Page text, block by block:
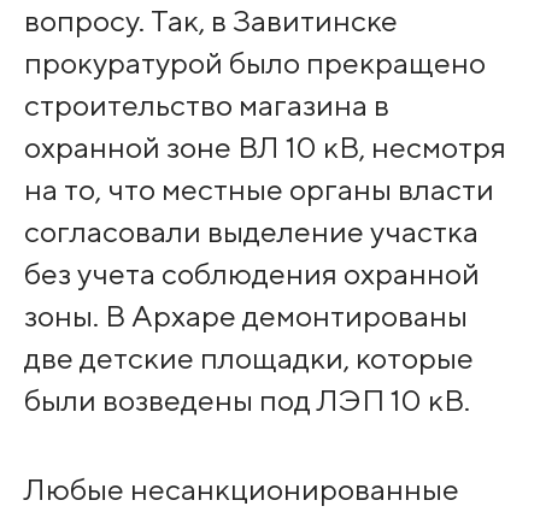
вопросу. Так, в Завитинске
прокуратурой было прекращено
строительство магазина в
охранной зоне ВЛ 10 кВ, несмотря
на то, что местные органы власти
согласовали выделение участка
без учета соблюдения охранной
зоны. В Архаре демонтированы
две детские площадки, которые
были возведены под ЛЭП 10 кВ.
Любые несанкционированные